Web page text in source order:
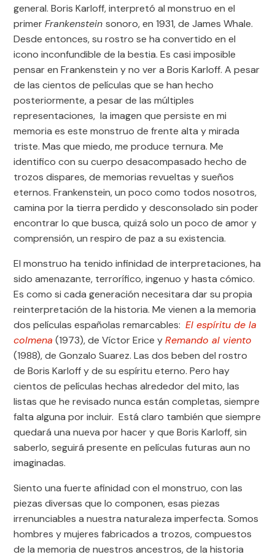
general. Boris Karloff, interpretó al monstruo en el
primerFrankensteinsonoro, en 1931, de James Whale.
Desde entonces, su rostro se ha convertido en el
icono inconfundible de la bestia. Es casi imposible
pensar en Frankenstein y no ver a Boris Karloff. A pesar
de las cientos de películas que se han hecho
posteriormente, a pesar de las múltiples
representaciones, la imagen que persiste en mi
memoria es este monstruo de frente alta y mirada
triste. Mas que miedo, me produce ternura. Me
identifico con su cuerpo desacompasado hecho de
trozos dispares, de memorias revueltas y sueños
eternos. Frankenstein, un poco como todos nosotros,
camina por la tierra perdido y desconsolado sin poder
encontrar lo que busca, quizá solo un poco de amor y
comprensión, un respiro de paz a su existencia.
El monstruo ha tenido infinidad de interpretaciones, ha
sido amenazante, terrorífico, ingenuo y hasta cómico.
Es como si cada generación necesitara dar su propia
reinterpretación de la historia. Me vienen a la memoria
dos películas españolas remarcables:El espíritu de la
colmena (1973), de Víctor Erice yRemando al viento
(1988), de Gonzalo Suarez. Las dos beben del rostro
de Boris Karloff y de su espíritu eterno. Pero hay
cientos de películas hechas alrededor del mito, las
listas que he revisado nunca están completas, siempre
falta alguna por incluir. Está claro también que siempre
quedará una nueva por hacer y que Boris Karloff, sin
saberlo, seguirá presente en películas futuras aun no
imaginadas.
Siento una fuerte afinidad con el monstruo, con las
piezas diversas que lo componen, esas piezas
irrenunciables a nuestra naturaleza imperfecta. Somos
hombres y mujeres fabricados a trozos, compuestos
de la memoria de nuestros ancestros, de la historia